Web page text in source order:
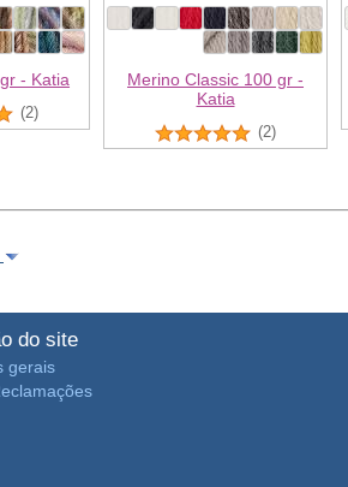
- Katia
(2)
Merino Classic 100 gr -
Katia
(2)
do site
gerais